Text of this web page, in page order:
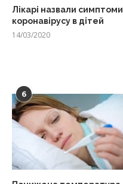
Лікарі назвали симптоми
коронавірусу в дітей
14/03/2020
6